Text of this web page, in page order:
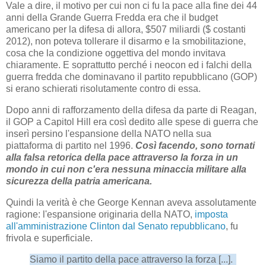
Vale a dire, il motivo per cui non ci fu la pace alla fine dei 44
anni della Grande Guerra Fredda era che il budget
americano per la difesa di allora, $507 miliardi ($ costanti
2012), non poteva tollerare il disarmo e la smobilitazione,
cosa che la condizione oggettiva del mondo invitava
chiaramente. E soprattutto perché i neocon ed i falchi della
guerra fredda che dominavano il partito repubblicano (GOP)
si erano schierati risolutamente contro di essa.
Dopo anni di rafforzamento della difesa da parte di Reagan,
il GOP a Capitol Hill era così dedito alle spese di guerra che
inserì persino l'espansione della NATO nella sua
piattaforma di partito nel 1996. Così facendo, sono tornati
alla falsa retorica della pace attraverso la forza in un
mondo in cui non c'era nessuna minaccia militare alla
sicurezza della patria americana.
Quindi la verità è che George Kennan aveva assolutamente
ragione: l'espansione originaria della NATO, imposta
all'amministrazione Clinton dal Senato repubblicano, fu
frivola e superficiale.
Siamo il partito della pace attraverso la forza [...].